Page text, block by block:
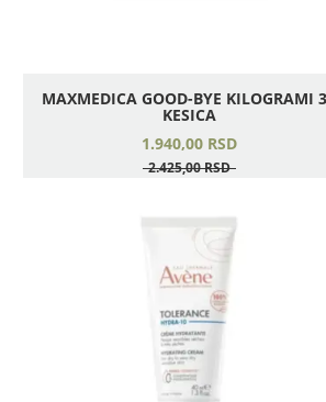
MAXMEDICA GOOD-BYE KILOGRAMI
KESICA
1.940,00 RSD
2.425,00RSD